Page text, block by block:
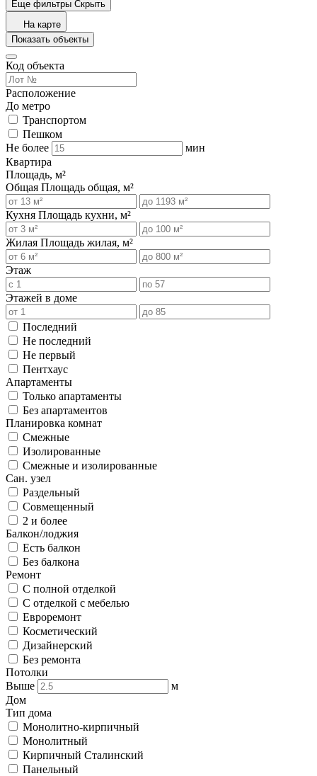
Еще фильтры Скрыть
На карте
Показать объекты
Код объекта
Расположение
До метро
Транспортом
Пешком
Не более
мин
Квартира
Площадь, м²
Общая Площадь общая, м²
Кухня Площадь кухни, м²
Жилая Площадь жилая, м²
Этаж
Этажей в доме
Последний
Не последний
Не первый
Пентхаус
Апартаменты
Только апартаменты
Без апартаментов
Планировка комнат
Смежные
Изолированные
Смежные и изолированные
Сан. узел
Раздельный
Совмещенный
2 и более
Балкон/лоджия
Есть балкон
Без балкона
Ремонт
С полной отделкой
С отделкой с мебелью
Евроремонт
Косметический
Дизайнерский
Без ремонта
Потолки
Выше
м
Дом
Тип дома
Монолитно-кирпичный
Монолитный
Кирпичный Сталинский
Панельный